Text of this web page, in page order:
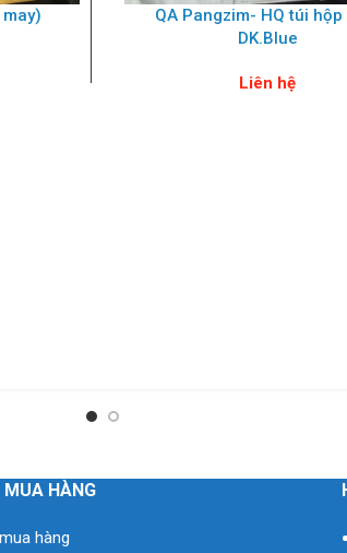
QA Pangzim- HQ túi hộp
DK.Blue
Liên hệ
MUA HÀNG
hàng